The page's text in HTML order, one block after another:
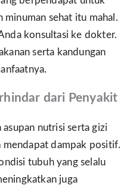
minuman sehat itu mahal.
konsultasi ke dokter.
serta kandungan
dari Penyakit
nutrisi serta gizi
mendapat dampak positif.
tubuh yang selalu
juga